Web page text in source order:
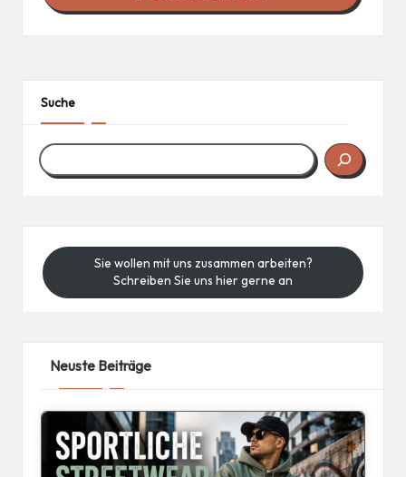
Suche
Sie wollen mit uns zusammen arbeiten?
Schreiben Sie uns hier gerne an
Neuste Beiträge